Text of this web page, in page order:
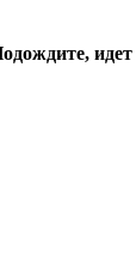
Подождите,